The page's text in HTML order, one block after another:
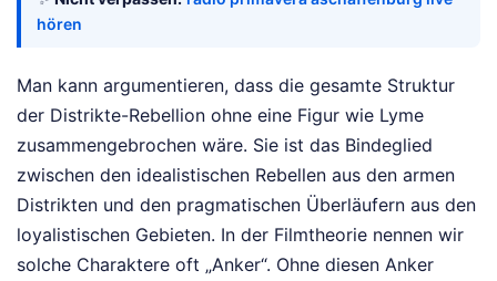
hören
Man kann argumentieren, dass die gesamte Struktur
der Distrikte-Rebellion ohne eine Figur wie Lyme
zusammengebrochen wäre. Sie ist das Bindeglied
zwischen den idealistischen Rebellen aus den armen
Distrikten und den pragmatischen Überläufern aus den
loyalistischen Gebieten. In der Filmtheorie nennen wir
solche Charaktere oft „Anker“. Ohne diesen Anker